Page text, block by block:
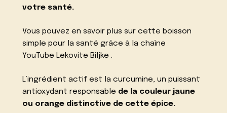
votre santé.
Vous pouvez en savoir plus sur cette boisson
simple pour la santé grâce à la chaîne
YouTube Lekovite Biljke .
L’ingrédient actif est la curcumine, un puissant
antioxydant responsable de la couleur jaune
ou orange distinctive de cette épice.